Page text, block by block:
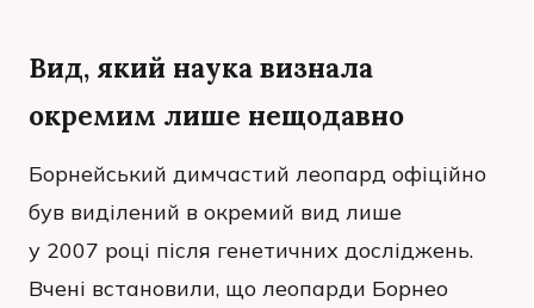
Вид, який наука визнала
окремим лише нещодавно
Борнейський димчастий леопард офіційно
був виділений в окремий вид лише
у 2007 році після генетичних досліджень.
Вчені встановили, що леопарди Борнео